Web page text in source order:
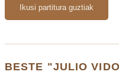
Ikusi partitura guztiak
BESTE "JULIO